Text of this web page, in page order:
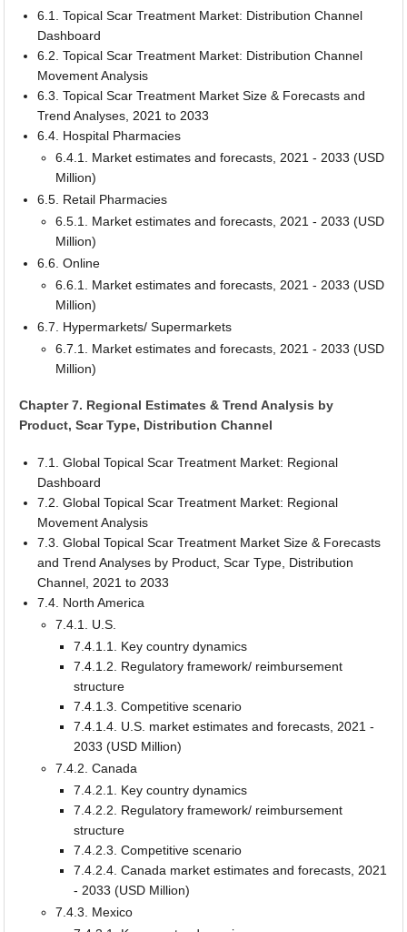
6.1. Topical Scar Treatment Market: Distribution Channel
Dashboard
6.2. Topical Scar Treatment Market: Distribution Channel
Movement Analysis
6.3. Topical Scar Treatment Market Size & Forecasts and
Trend Analyses, 2021 to 2033
6.4. Hospital Pharmacies
6.4.1. Market estimates and forecasts, 2021 - 2033 (USD
Million)
6.5. Retail Pharmacies
6.5.1. Market estimates and forecasts, 2021 - 2033 (USD
Million)
6.6. Online
6.6.1. Market estimates and forecasts, 2021 - 2033 (USD
Million)
6.7. Hypermarkets/ Supermarkets
6.7.1. Market estimates and forecasts, 2021 - 2033 (USD
Million)
Chapter 7. Regional Estimates & Trend Analysis by
Product, Scar Type, Distribution Channel
7.1. Global Topical Scar Treatment Market: Regional
Dashboard
7.2. Global Topical Scar Treatment Market: Regional
Movement Analysis
7.3. Global Topical Scar Treatment Market Size & Forecasts
and Trend Analyses by Product, Scar Type, Distribution
Channel, 2021 to 2033
7.4. North America
7.4.1. U.S.
7.4.1.1. Key country dynamics
7.4.1.2. Regulatory framework/ reimbursement
structure
7.4.1.3. Competitive scenario
7.4.1.4. U.S. market estimates and forecasts, 2021 -
2033 (USD Million)
7.4.2. Canada
7.4.2.1. Key country dynamics
7.4.2.2. Regulatory framework/ reimbursement
structure
7.4.2.3. Competitive scenario
7.4.2.4. Canada market estimates and forecasts, 2021
- 2033 (USD Million)
7.4.3. Mexico